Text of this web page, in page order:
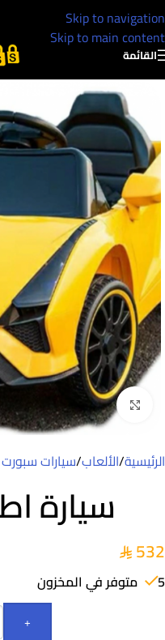
Skip to navigation
Skip to main content
القائمة
Click to enlarge
الرئيسية/الألعاب/سيارات سبورت
سيارة
532
5 متوفر في المخزون
+